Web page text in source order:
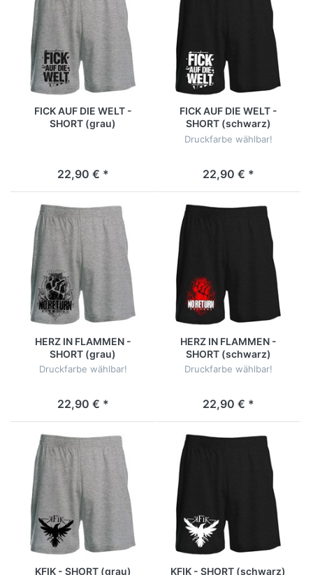
FICK AUF DIE WELT -
SHORT (grau)
22,90 € *
FICK AUF DIE WELT -
SHORT (schwarz)
Druckfarbe wählbar!
22,90 € *
HERZ IN FLAMMEN -
SHORT (grau)
Druckfarbe wählbar!
22,90 € *
HERZ IN FLAMMEN -
SHORT (schwarz)
Druckfarbe wählbar!
22,90 € *
KFIK - SHORT (grau) KFIK - SHORT (schwarz)